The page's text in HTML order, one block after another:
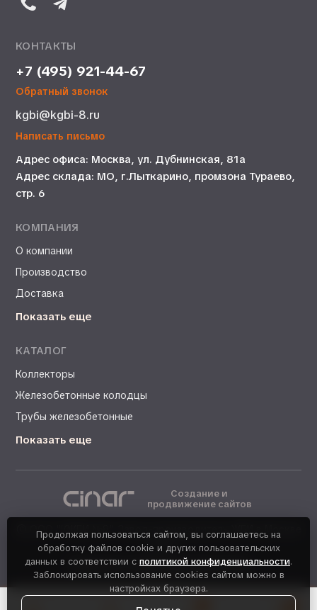
КОНТАКТЫ
+7 (495) 921-44-67
Обратный звонок
kgbi@kgbi-8.ru
Написать письмо
Адрес офиса: Москва, ул. Дубнинская, 81а
Адрес склада: МО, г.Лыткарино, промзона Тураево,
стр. 6
КОМПАНИЯ
О компании
Производство
Доставка
Показать еще
КАТАЛОГ
Коллекторы
Железобетонные колодцы
Трубы железобетонные
Показать еще
Создание и
продвижение сайтов
ООО "КЖБИ №8". Завод-производитель ЖБИ в Москве
- 2026
Политика конфиденциальности
Продолжая пользоваться сайтом, вы соглашаетесь на
обработку файлов cookie и других пользовательских
данных в соответствии с политикой конфиденциальности.
Заблокировать использование cookies сайтом можно в
настройках браузера.